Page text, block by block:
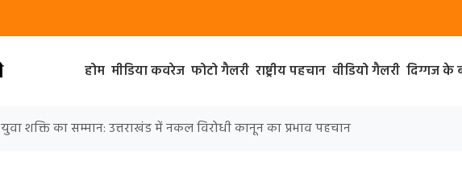
होम मीडिया कवरेज फोटो गैलरी राष्ट्रीय पहचान वीडियो गैलरी दिग्गज के
युवा शक्ति का सम्मान: उत्तराखंड में नकल विरोधी कानून का प्रभाव पहचान